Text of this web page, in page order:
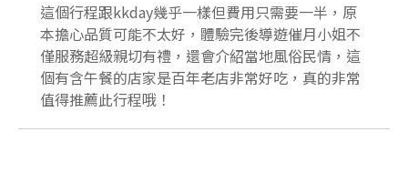
這個行程跟kkday幾乎一樣但費用只需要一半，原
本擔心品質可能不太好，體驗完後導遊催月小姐不
僅服務超級親切有禮，還會介紹當地風俗民情，這
個有含午餐的店家是百年老店非常好吃，真的非常
值得推薦此行程哦！